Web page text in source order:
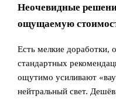
Неочевидные
ощущаемую
Есть мелкие доработки,
стандартных
ощутимо усиливают
нейтральный свет.